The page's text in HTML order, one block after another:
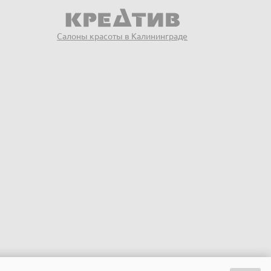
Салоны красоты в Калининграде